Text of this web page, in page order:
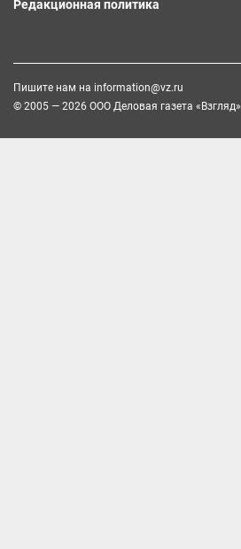
Редакционная политика
Пишите нам на information@vz.ru
© 2005 — 2026 ООО Деловая газета «Взгляд»